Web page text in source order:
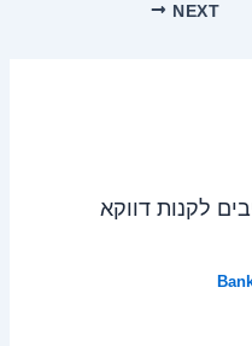
NEXT
שחייבים לקנות דווקא